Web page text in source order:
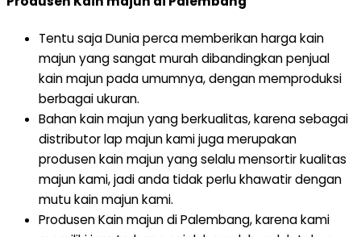
Tentu saja Dunia perca memberikan harga kain
majun yang sangat murah dibandingkan penjual
kain majun pada umumnya, dengan memproduksi
berbagai ukuran.
Bahan kain majun yang berkualitas, karena sebagai
distributor lap majun kami juga merupakan
produsen kain majun yang selalu mensortir kualitas
majun kami, jadi anda tidak perlu khawatir dengan
mutu kain majun kami.
Produsen Kain majun di Palembang, karena kami